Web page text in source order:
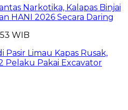
Narkotika, Kalapas Binjai
HANI 2026 Secara Daring
WIB
Pasir Limau Kapas Rusak,
Pelaku Pakai Excavator